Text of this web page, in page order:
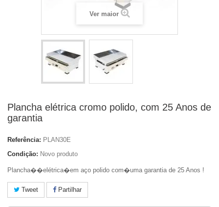
Ver maior
Plancha elétrica cromo polido, com 25 Anos de
garantia
Referência: PLAN30E
Condição: Novo produto
Plancha��elétrica�em aço polido com�uma garantia de 25 Anos !
Tweet Partilhar